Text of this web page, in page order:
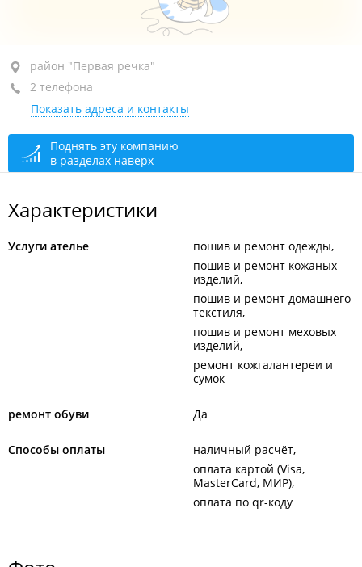
пр-т 100-летия Владивостока, 51 стр. 2
+7 914 699-07-84
сегодня закрыто
район "Первая речка"
2 телефона
Показать адреса и контакты
Поднять эту компанию
в разделах наверх
Характеристики
Услуги ателье
пошив и ремонт одежды
пошив и ремонт кожаных
изделий
пошив и ремонт домашнего
текстиля
пошив и ремонт меховых
изделий
ремонт кожгалантереи и
сумок
ремонт обуви Да
Способы оплаты
наличный расчёт
оплата картой (Visa,
MasterCard, МИР)
оплата по qr-коду